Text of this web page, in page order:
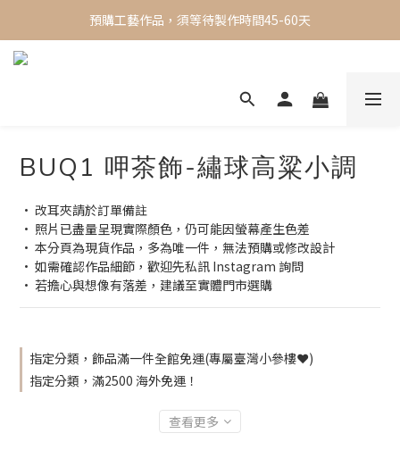
✨ 現貨專區 ✨ 一週內出貨，限時買三送一
預購工藝作品，須等待製作時間45-60天
BUQ1 呷茶飾-繡球高粱小調
• 改耳夾請於訂單備註
• 照片已盡量呈現實際顏色，仍可能因螢幕產生色差
• 本分頁為現貨作品，多為唯一件，無法預購或修改設計
• 如需確認作品細節，歡迎先私訊 Instagram 詢問
• 若擔心與想像有落差，建議至實體門市選購
指定分類，飾品滿一件全館免運(專屬臺灣小參樓❤️)
指定分類，滿2500 海外免運！
查看更多